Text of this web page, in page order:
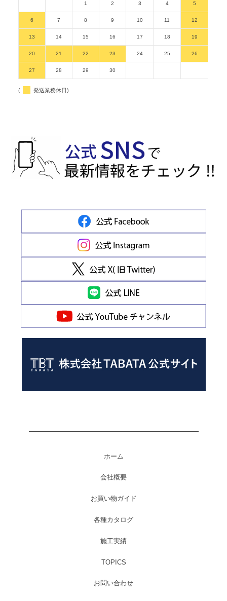
1 2 3 4 5
6 7 8 9 10 11 12
13 14 15 16 17 18 19
20 21 22 23 24 25 26
27 28 29 30
( 発送業務休日)
ホーム
会社概要
お買い物ガイド
各種カタログ
施工実績
TOPICS
お問い合わせ